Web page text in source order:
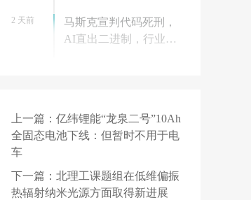
景有 Bug 很正常
2 天前
马斯克宣判代码死刑，
AI直出二进制，行业教
1 天前
23岁OpenAI天才少女，
也走了
2 天前
成本拉低100倍，梁文
锋把Claude拉进“斩杀
上一篇： 亿纬锂能“龙泉二号”10Ah
全固态电池下线：但暂时不用于电
车
下一篇： 北理工课题组在低维偏振
热辐射纳米光源方面取得新进展